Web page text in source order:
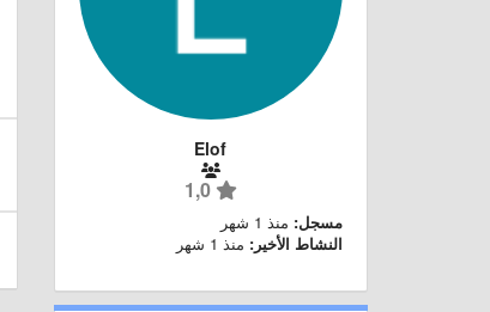
Elof
1,0
مسجل: منذ 1 شهر
النشاط الأخير: منذ 1 شهر